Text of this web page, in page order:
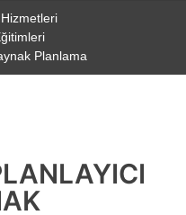
Planlama